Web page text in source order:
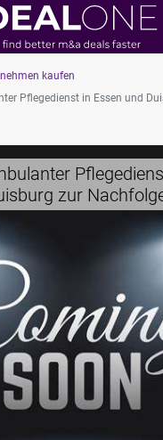
kaufen
Pflegedienst in Essen und
zur